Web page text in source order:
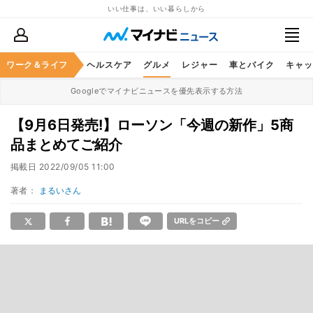
いい仕事は、いい暮らしから
ワーク＆ライフ
マネー 暮らし ヘルスケア グルメ レジャー 車とバイク キャ
Googleでマイナビニュースを優先表示する方法
【9月6日発売!】ローソン「今週の新作」5商
品まとめてご紹介
掲載日 2022/09/05 11:00
著者： まるいさん
URLをコピー